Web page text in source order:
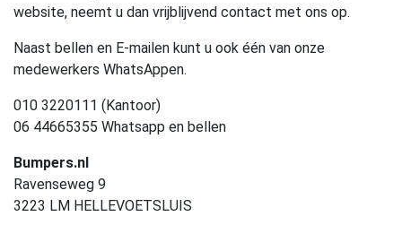
website, neemt u dan vrijblijvend contact met ons op.
Naast bellen en E-mailen kunt u ook één van onze
medewerkers WhatsAppen.
010 3220111 (Kantoor)
06 44665355 Whatsapp en bellen
Bumpers.nl
Ravenseweg 9
3223 LM HELLEVOETSLUIS